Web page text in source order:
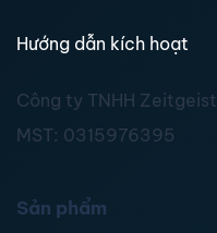
Hướng dẫn kích hoạt
Công ty TNHH Zeitgeist
MST: 0315976395
Sản phẩm